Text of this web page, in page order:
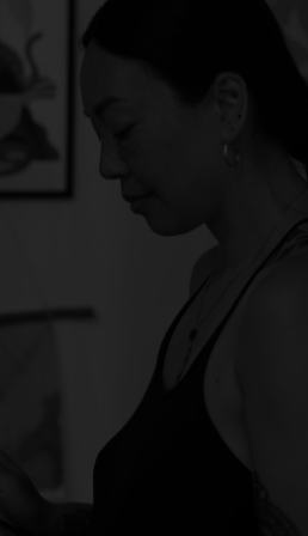
+31 6 836 598 71
herroepen